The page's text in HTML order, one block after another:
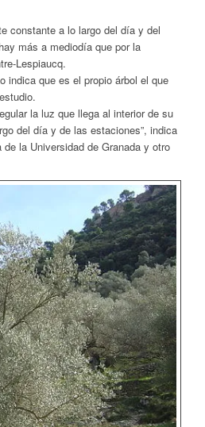
constante a lo largo del día y del
más a mediodía que por la
Lespiaucq.
indica que es el propio árbol el que
la luz que llega al interior de su
del día y de las estaciones”, indica
la Universidad de Granada y otro